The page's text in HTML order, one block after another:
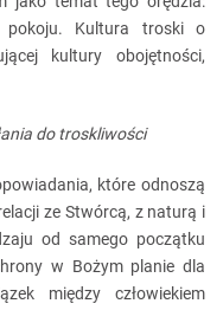
Kultura troski o
kultury obojętności,
do troskliwości
które odnoszą
ze Stwórcą, z naturą i
od samego początku
w Bożym planie dla
między człowiekiem